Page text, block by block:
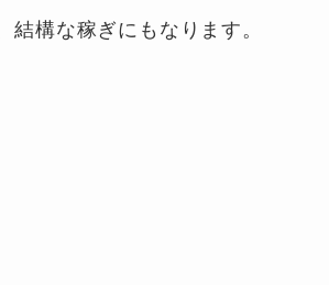
結構な稼ぎにもなります。